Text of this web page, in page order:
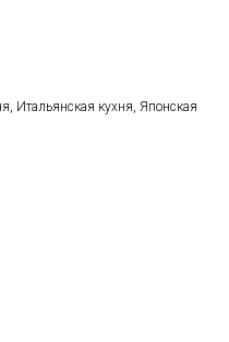
Итальянская кухня, Японская